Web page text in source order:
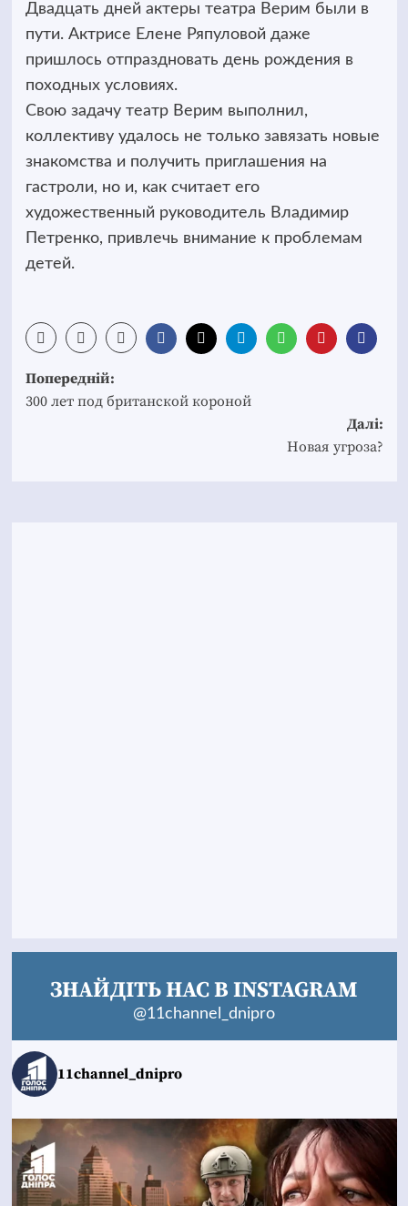
Двадцать дней актеры театра Верим были в
пути. Актрисе Елене Ряпуловой даже
пришлось отпраздновать день рождения в
походных условиях.
Свою задачу театр Верим выполнил,
коллективу удалось не только завязать новые
знакомства и получить приглашения на
гастроли, но и, как считает его
художественный руководитель Владимир
Петренко, привлечь внимание к проблемам
детей.
Post
navigation
Попередній:
300 лет под британской короной
Далі:
Новая угроза?
ЗНАЙДІТЬ НАС В INSTAGRAM
@11channel_dnipro
11channel_dnipro